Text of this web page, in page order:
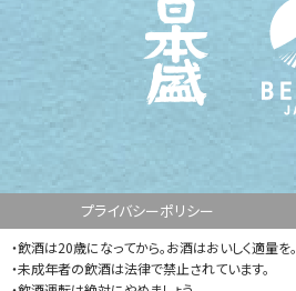
プライバシーポリシー
・飲酒は20歳になってから。お酒はおいしく適量を。
・未成年者の飲酒は法律で禁止されています。